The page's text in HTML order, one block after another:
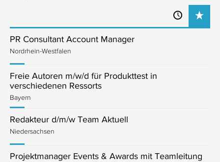
PR Consultant Account Manager
Nordrhein-Westfalen
Freie Autoren m/w/d für Produkttest in
verschiedenen Ressorts
Bayern
Redakteur d/m/w Team Aktuell
Niedersachsen
Projektmanager Events & Awards mit Teamleitung